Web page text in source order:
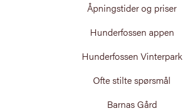
Åpningstider og priser
Hunderfossen appen
Hunderfossen Vinterpark
Ofte stilte spørsmål
Barnas Gård